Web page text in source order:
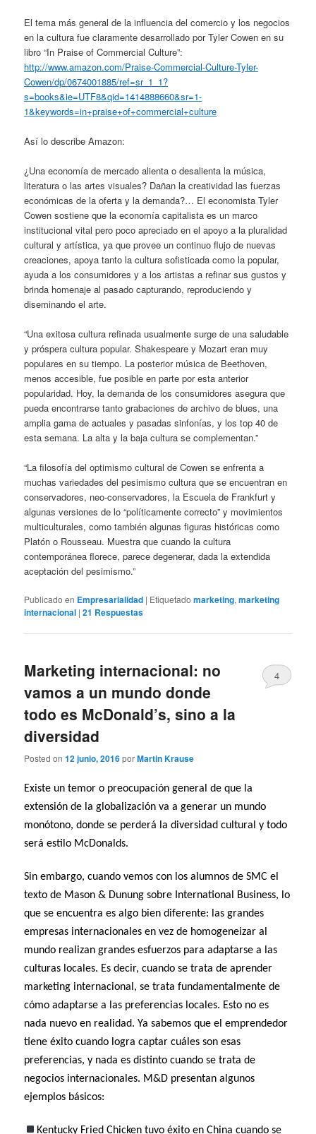
El tema más general de la influencia del comercio y los negocios
en la cultura fue claramente desarrollado por Tyler Cowen en su
libro “In Praise of Commercial Culture”:
http://www.amazon.com/Praise-Commercial-Culture-Tyler-
Cowen/dp/0674001885/ref=sr_1_1?
s=books&ie=UTF8&qid=1414888660&sr=1-
1&keywords=in+praise+of+commercial+culture
Así lo describe Amazon:
¿Una economía de mercado alienta o desalienta la música,
literatura o las artes visuales? Dañan la creatividad las fuerzas
económicas de la oferta y la demanda?… El economista Tyler
Cowen sostiene que la economía capitalista es un marco
institucional vital pero poco apreciado en el apoyo a la pluralidad
cultural y artística, ya que provee un continuo flujo de nuevas
creaciones, apoya tanto la cultura sofisticada como la popular,
ayuda a los consumidores y a los artistas a refinar sus gustos y
brinda homenaje al pasado capturando, reproduciendo y
diseminando el arte.
“Una exitosa cultura refinada usualmente surge de una saludable
y próspera cultura popular. Shakespeare y Mozart eran muy
populares en su tiempo. La posterior música de Beethoven,
menos accesible, fue posible en parte por esta anterior
popularidad. Hoy, la demanda de los consumidores asegura que
pueda encontrarse tanto grabaciones de archivo de blues, una
amplia gama de actuales y pasadas sinfonías, y los top 40 de
esta semana. La alta y la baja cultura se complementan.”
“La filosofía del optimismo cultural de Cowen se enfrenta a
muchas variedades del pesimismo cultura que se encuentran en
conservadores, neo-conservadores, la Escuela de Frankfurt y
algunas versiones de lo “políticamente correcto” y movimientos
multiculturales, como también algunas figuras históricas como
Platón o Rousseau. Muestra que cuando la cultura
contemporánea florece, parece degenerar, dada la extendida
aceptación del pesimismo.”
Publicado en Empresarialidad | Etiquetado marketing,marketing
internacional |21 Respuestas
Marketing internacional: no
vamos a un mundo donde
todo es McDonald’s, sino a la
diversidad
Posted on12 junio, 2016porMartin Krause
4
Existe un temor o preocupación general de que la
extensión de la globalización va a generar un mundo
monótono, donde se perderá la diversidad cultural y todo
será estilo McDonalds.
Sin embargo, cuando vemos con los alumnos de SMC el
texto de Mason & Dunung sobre International Business, lo
que se encuentra es algo bien diferente: las grandes
empresas internacionales en vez de homogeneizar al
mundo realizan grandes esfuerzos para adaptarse a las
culturas locales. Es decir, cuando se trata de aprender
marketing internacional, se trata fundamentalmente de
cómo adaptarse a las preferencias locales. Esto no es
nada nuevo en realidad. Ya sabemos que el emprendedor
tiene éxito cuando logra captar cuáles son esas
preferencias, y nada es distinto cuando se trata de
negocios internacionales. M&D presentan algunos
ejemplos básicos:
Kentucky Fried Chicken tuvo éxito en China cuando se